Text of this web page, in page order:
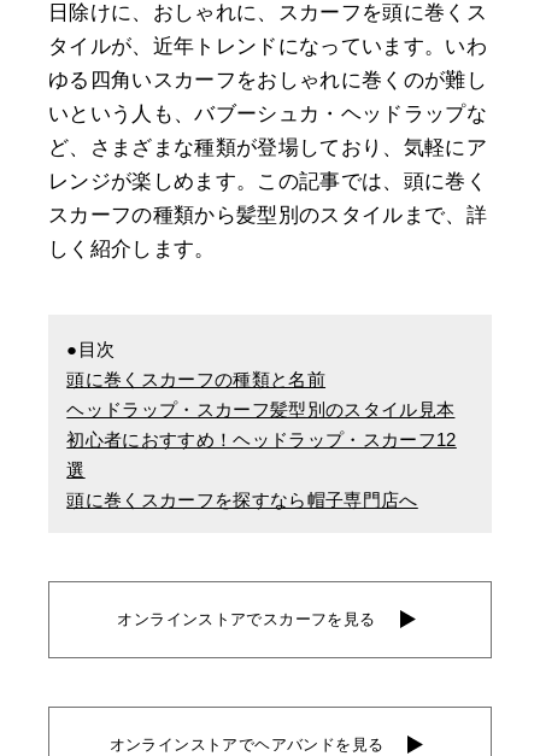
日除けに、おしゃれに、スカーフを頭に巻くス
タイルが、近年トレンドになっています。いわ
ゆる四角いスカーフをおしゃれに巻くのが難し
いという人も、バブーシュカ・ヘッドラップな
ど、さまざまな種類が登場しており、気軽にア
レンジが楽しめます。この記事では、頭に巻く
スカーフの種類から髪型別のスタイルまで、詳
しく紹介します。
●目次
頭に巻くスカーフの種類と名前
ヘッドラップ・スカーフ髪型別のスタイル見本
初心者におすすめ！ヘッドラップ・スカーフ12
選
頭に巻くスカーフを探すなら帽子専門店へ
オンラインストアでスカーフを見る
オンラインストアでヘアバンドを見る